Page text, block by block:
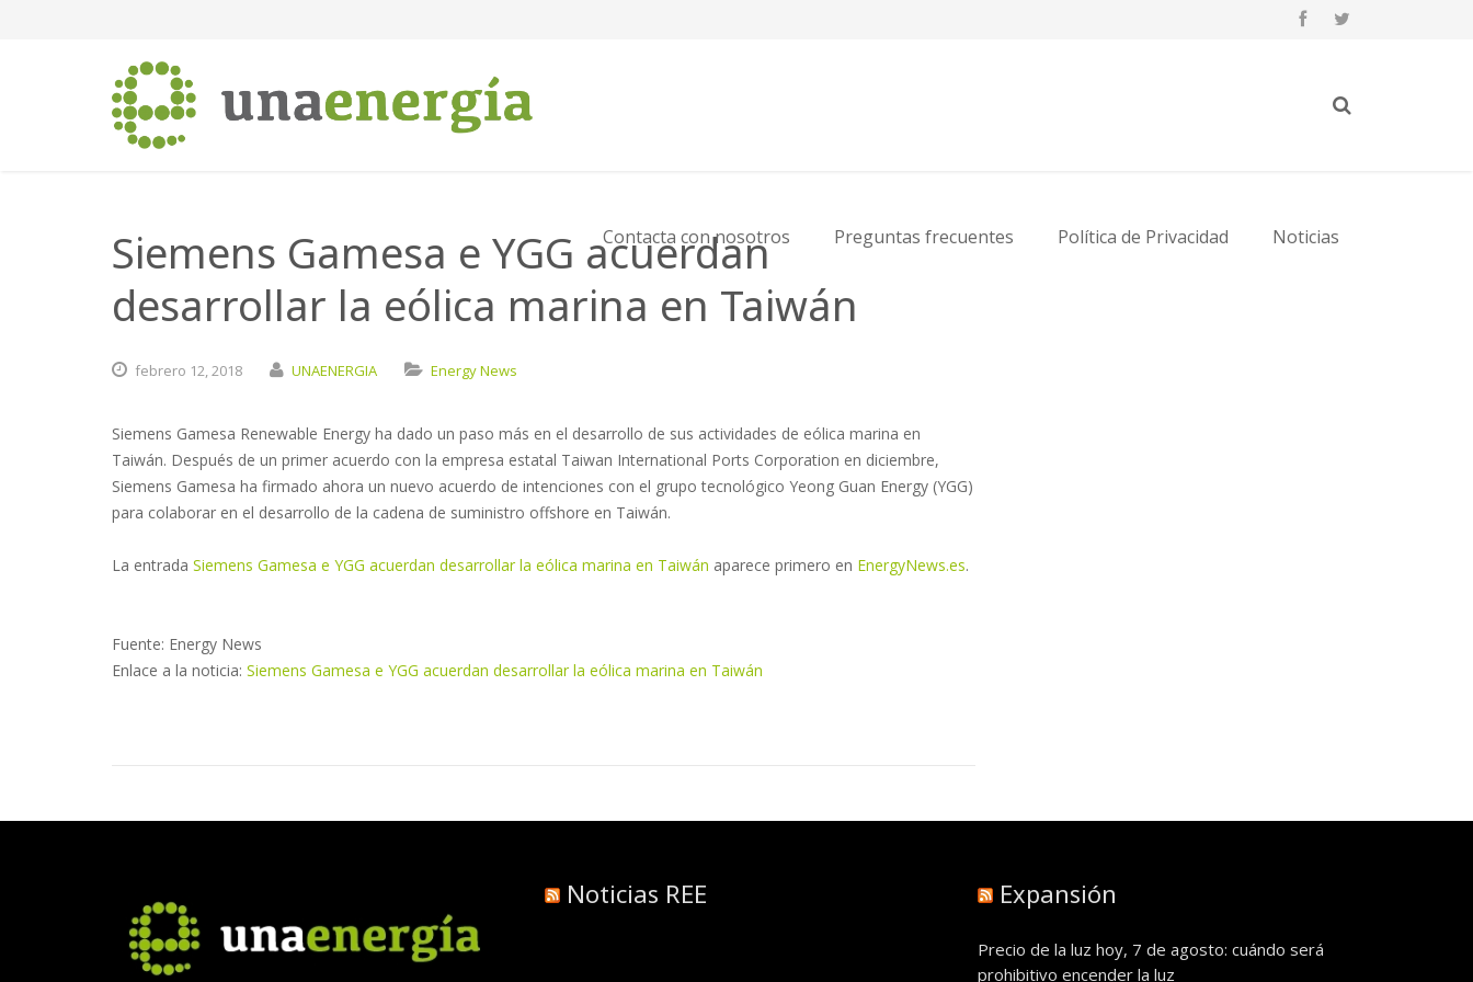
Contacta con nosotros Preguntas frecuentes Política de Privacidad Noticias
Siemens Gamesa e YGG acuerdan
desarrollar la eólica marina en Taiwán
febrero 12,2018 UNAENERGIA Energy News
Siemens Gamesa Renewable Energy ha dado un paso más en el desarrollo de sus actividades de eólica marina en
Taiwán. Después de un primer acuerdo con la empresa estatal Taiwan International Ports Corporation en diciembre,
Siemens Gamesa ha firmado ahora un nuevo acuerdo de intenciones con el grupo tecnológico Yeong Guan Energy (YGG)
para colaborar en el desarrollo de la cadena de suministro offshore en Taiwán.
La entrada Siemens Gamesa e YGG acuerdan desarrollar la eólica marina en Taiwán aparece primero en EnergyNews.es.
Fuente: Energy News
Enlace a la noticia: Siemens Gamesa e YGG acuerdan desarrollar la eólica marina en Taiwán
Noticias REE Expansión
Precio de la luz hoy, 7 de agosto: cuándo será
prohibitivo encender la luz